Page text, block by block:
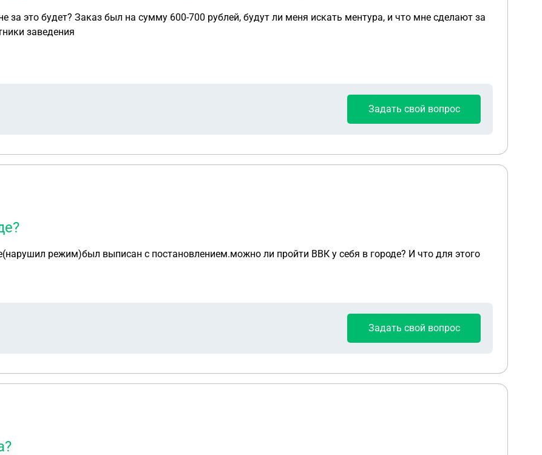
рублей, будут ли меня искать ментура, и что мне сделают за
заведения
Задать свой вопрос
режим)был выписан с постановлением.можно ли пройти ВВК у себя в городе? И что для этого
Задать свой вопрос